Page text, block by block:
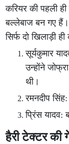
करियर की पहली
बल्लेबाज बन गए
सिर्फ दो खिलाड़ी
सूर्यकुमार
उन्होंने
थी।
रमनदीप
प्रिंस
हैरी टेक्टर की